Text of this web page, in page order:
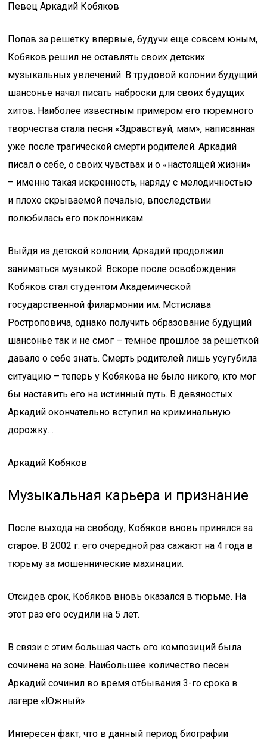
Певец Аркадий Кобяков
Попав за решетку впервые, будучи еще совсем юным,
Кобяков решил не оставлять своих детских
музыкальных увлечений. В трудовой колонии будущий
шансонье начал писать наброски для своих будущих
хитов. Наиболее известным примером его тюремного
творчества стала песня «Здравствуй, мам», написанная
уже после трагической смерти родителей. Аркадий
писал о себе, о своих чувствах и о «настоящей жизни»
– именно такая искренность, наряду с мелодичностью
и плохо скрываемой печалью, впоследствии
полюбилась его поклонникам.
Выйдя из детской колонии, Аркадий продолжил
заниматься музыкой. Вскоре после освобождения
Кобяков стал студентом Академической
государственной филармонии им. Мстислава
Ростроповича, однако получить образование будущий
шансонье так и не смог – темное прошлое за решеткой
давало о себе знать. Смерть родителей лишь усугубила
ситуацию – теперь у Кобякова не было никого, кто мог
бы наставить его на истинный путь. В девяностых
Аркадий окончательно вступил на криминальную
дорожку…
Аркадий Кобяков
Музыкальная карьера и признание
После выхода на свободу, Кобяков вновь принялся за
старое. В 2002 г. его очередной раз сажают на 4 года в
тюрьму за мошеннические махинации.
Отсидев срок, Кобяков вновь оказался в тюрьме. На
этот раз его осудили на 5 лет.
В связи с этим большая часть его композиций была
сочинена на зоне. Наибольшее количество песен
Аркадий сочинил во время отбывания 3-го срока в
лагере «Южный».
Интересен факт, что в данный период биографии